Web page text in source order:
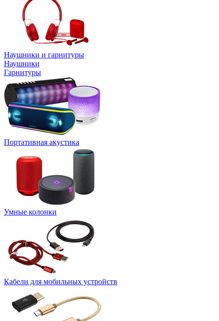
Наушники и гарнитуры
Наушники
Гарнитуры
Портативная акустика
Умные колонки
Кабели для мобильных устройств